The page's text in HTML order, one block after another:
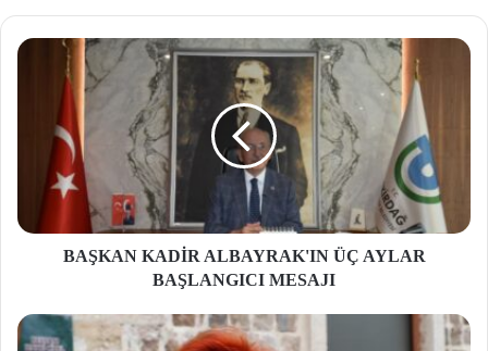
BAŞKAN KADİR ALBAYRAK'IN ÜÇ AYLAR
BAŞLANGICI MESAJI